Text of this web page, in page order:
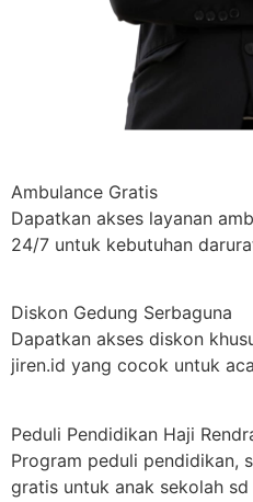
Ambulance Gratis
Dapatkan akses layanan
24/7 untuk kebutuhan
Diskon Gedung Serbaguna
Dapatkan akses diskon
jiren.id yang cocok untuk
Peduli Pendidikan Haji
Program peduli pendidikan,
gratis untuk anak sekolah sd